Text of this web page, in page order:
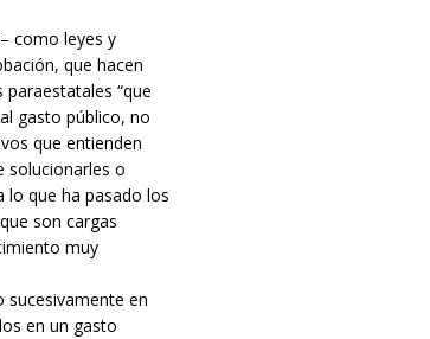
como leyes y
que hacen
“que
gasto público, no
que entienden
solucionarles o
lo que ha pasado los
son cargas
muy
sucesivamente en
en un gasto